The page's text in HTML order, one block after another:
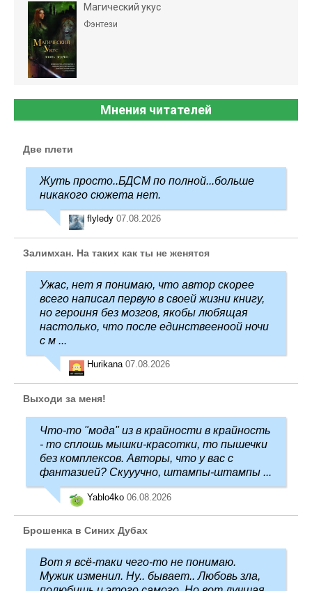
Магический укус
Фэнтези
Мнения читателей
Две плети
Жуть просто..БДСМ по полной...больше
никакого сюжета нет.
flyledy 07.08.2026
Залимхан. На таких как ты не женятся
Ужас, нет я понимаю, что автор скорее
всего написал первую в своей жизни книгу,
но героиня без мозгов, якобы любящая
настолько, что после единствееноой ночи
с м ...
Hurikana 07.08.2026
Выходи за меня!
Что-то "мода" из в крайности в крайность
- то сплошь мышки-красотки, то пышечки
без комплексов. Авторы, что у вас с
фантазией? Скууучно, штампы-штампы ...
Yablo4ko 06.08.2026
Брошенка в Синих Дубах
Вот я всё-таки чего-то не понимаю.
Мужик изменил. Ну.. бывает.. Любовь зла,